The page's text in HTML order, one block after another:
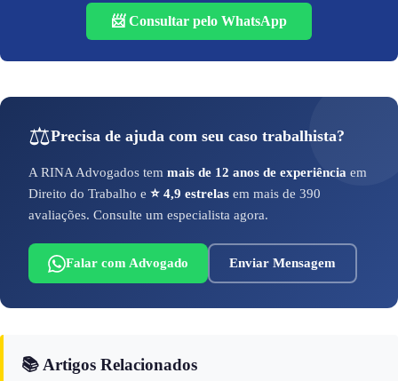
📨 Consultar pelo WhatsApp
⚖️Precisa de ajuda com seu caso trabalhista?
A RINA Advogados tem mais de 12 anos de experiência em
Direito do Trabalho e ⭐ 4,9 estrelas em mais de 390
avaliações. Consulte um especialista agora.
Falar com Advogado Enviar Mensagem
📚 Artigos Relacionados